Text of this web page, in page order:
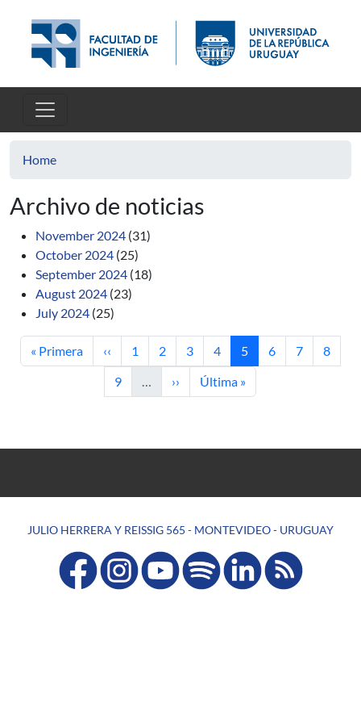
Home
Archivo de noticias
November 2024 (31)
October 2024 (25)
September 2024 (18)
August 2024 (23)
July 2024 (25)
First page
« Primera Previous page
‹‹ Page
1 Page
2 Page
3 Page
4 Current page
5 Page
6 Page
7 Page
8
Page
9 … Next page
›› Last page
Última »
JULIO HERRERA Y REISSIG 565 - MONTEVIDEO - URUGUAY